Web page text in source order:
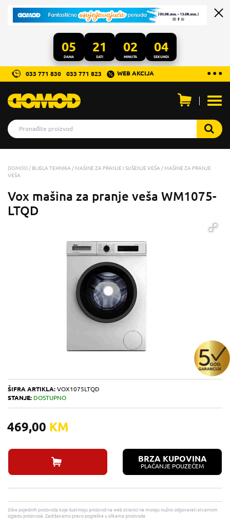
05
DANA
21
SATI
02
MINUTA
04
SEKUNDI
...
● ● ●
033 771 830 033 771 823 WEB AKCIJA
DOMOD BIJELA TEHNIKA MAŠINE ZA PRANJE I SUŠENJE VEŠA
MAŠINE ZA PRANJE
VEŠA
Vox mašina za pranje veša WM1075-
LTQD
ŠIFRA ARTIKLA: VOX1075LTQD
STANJE: DOSTUPNO
469,00 KM
BRZA KUPOVINA
PLAĆANJE POUZEĆEM
Slike pojedinih proizvoda koje ilustriraju proizvod na web stranici ne moraju nužno odgovarati stvarnom
izgledu proizvoda. Zadržavamo pravo pogreške u slikama proizvoda.